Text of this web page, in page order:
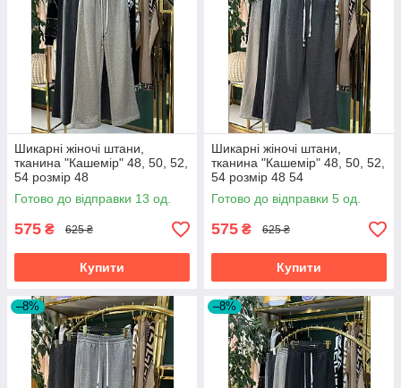
Шикарні жіночі штани,
тканина "Кашемір" 48, 50, 52,
54 розмір 48
Готово до відправки 13 од.
575 ₴ 625 ₴
Купити
Шикарні жіночі штани,
тканина "Кашемір" 48, 50, 52,
54 розмір 48 54
Готово до відправки 5 од.
575 ₴ 625 ₴
Купити
–8% –8%